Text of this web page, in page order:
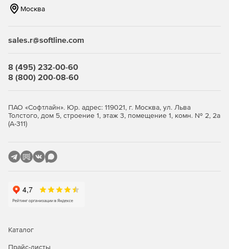
Москва
sales.r@softline.com
8 (495) 232-00-60
8 (800) 200-08-60
ПАО «Софтлайн». Юр. адрес: 119021, г. Москва, ул. Льва
Толстого, дом 5, строение 1, этаж 3, помещение 1, комн. № 2, 2а
(А-311)
Каталог
Прайс-листы